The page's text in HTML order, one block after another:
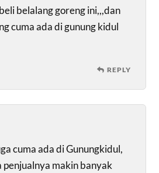
belalang goreng ini,,,dan
cuma ada di gunung kidul
REPLY
cuma ada di Gunungkidul,
penjualnya makin banyak